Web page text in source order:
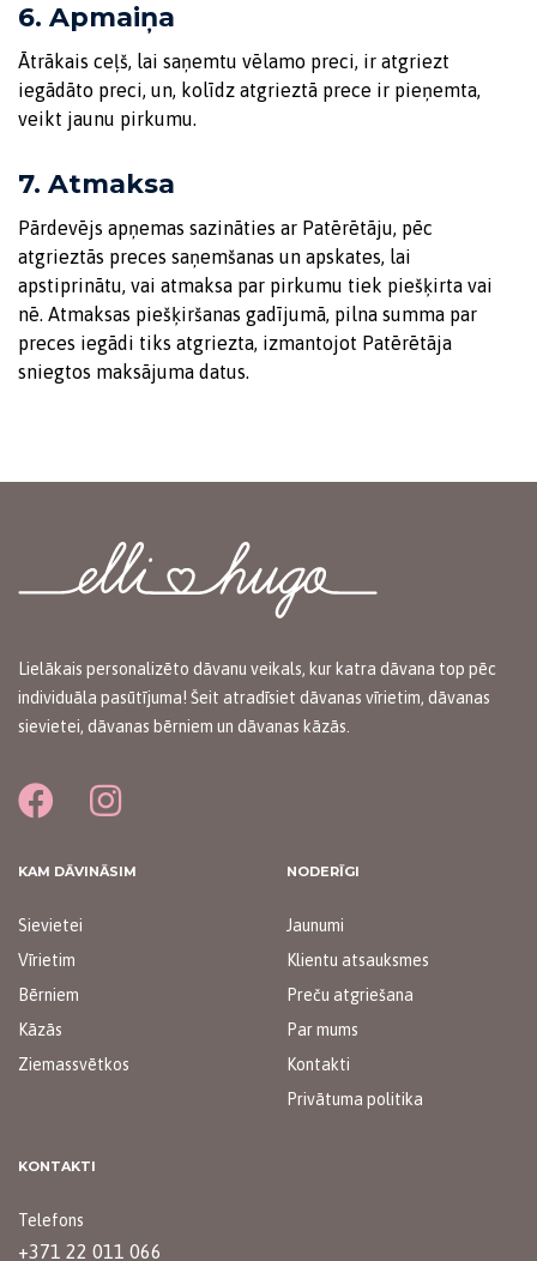
6. Apmaiņa
Ātrākais ceļš, lai saņemtu vēlamo preci, ir atgriezt
iegādāto preci, un, kolīdz atgrieztā prece ir pieņemta,
veikt jaunu pirkumu.
7. Atmaksa
Pārdevējs apņemas sazināties ar Patērētāju, pēc
atgrieztās preces saņemšanas un apskates, lai
apstiprinātu, vai atmaksa par pirkumu tiek piešķirta vai
nē. Atmaksas piešķiršanas gadījumā, pilna summa par
preces iegādi tiks atgriezta, izmantojot Patērētāja
sniegtos maksājuma datus.
Lielākais personalizēto dāvanu veikals, kur katra dāvana top pēc
individuāla pasūtījuma! Šeit atradīsiet dāvanas vīrietim, dāvanas
sievietei, dāvanas bērniem un dāvanas kāzās.
KAM DĀVINĀSIM
Sievietei
Vīrietim
Bērniem
Kāzās
Ziemassvētkos
NODERĪGI
Jaunumi
Klientu atsauksmes
Preču atgriešana
Par mums
Kontakti
Privātuma politika
KONTAKTI
Telefons
+371 22 011 066